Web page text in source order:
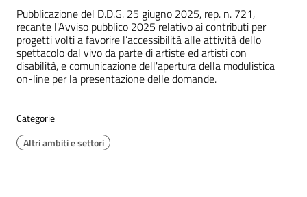
Pubblicazione del D.D.G. 25 giugno 2025, rep. n. 721,
recante l'Avviso pubblico 2025 relativo ai contributi per
progetti volti a favorire l’accessibilità alle attività dello
spettacolo dal vivo da parte di artiste ed artisti con
disabilità, e comunicazione dell'apertura della modulistica
on-line per la presentazione delle domande.
Categorie
Altri ambiti e settori